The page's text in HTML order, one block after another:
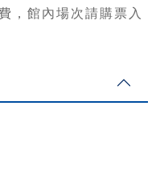
，館內場次請購票入